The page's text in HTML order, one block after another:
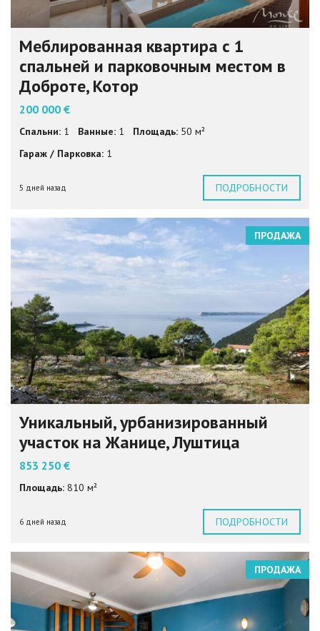
Меблированная квартира с 1
спальней и парковочным местом в
Доброте, Котор
200 000 €
Спальни: 1 Ванные: 1 Площадь: 50 м²
Гараж / Парковка: 1
5 дней назад ПОДРОБНОСТИ
ПРОДАЖА
Уникальный, урбанизированный
участок на Жанице, Луштица
853 250 €
Площадь: 810 м²
6 дней назад ПОДРОБНОСТИ
ПРОДАЖА